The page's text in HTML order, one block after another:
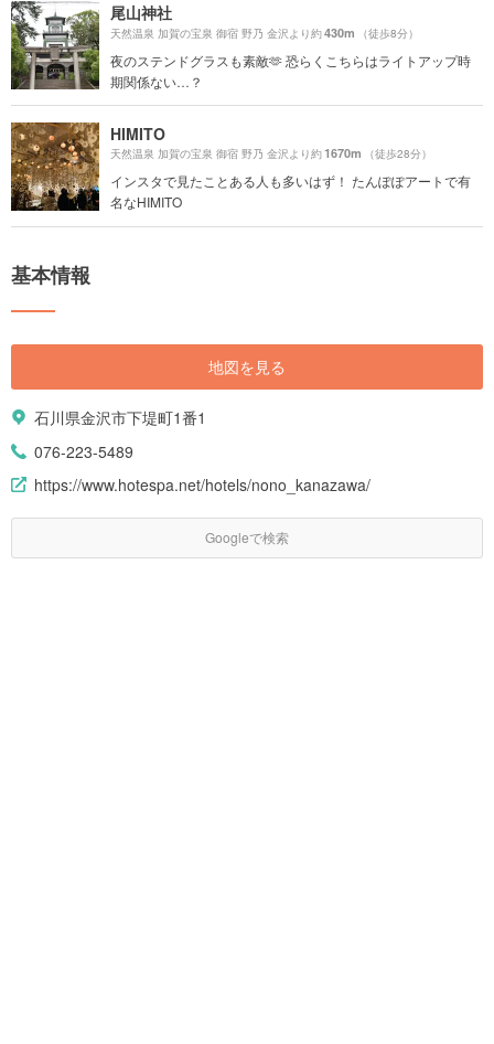
尾山神社
天然温泉 加賀の宝泉 御宿 野乃 金沢より約430m （徒歩8分）
夜のステンドグラスも素敵🫶 恐らくこちらはライトアップ時
期関係ない…？
HIMITO
天然温泉 加賀の宝泉 御宿 野乃 金沢より約1670m （徒歩28分）
インスタで見たことある人も多いはず！ たんぽぽアートで有
名なHIMITO
基本情報
地図を見る
石川県金沢市下堤町1番1
076-223-5489
https://www.hotespa.net/hotels/nono_kanazawa/
Googleで検索